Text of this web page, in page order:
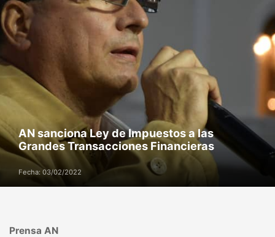
AN sanciona Ley de Impuestos a las
Grandes Transacciones Financieras
Fecha: 03/02/2022
Prensa AN